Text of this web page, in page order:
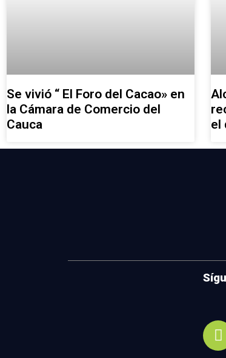
Se vivió “ El Foro del Cacao» en
la Cámara de Comercio del
Cauca
el